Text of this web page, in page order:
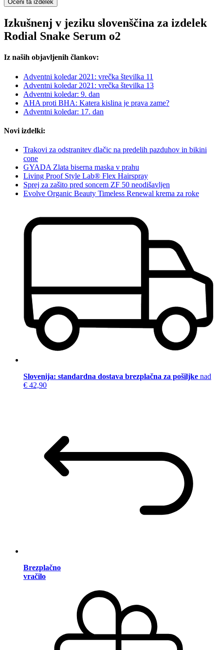
Oceni ta izdelek
Izkušnenj v jeziku slovenščina za izdelek
Rodial Snake Serum o2
Iz naših objavljenih člankov:
Adventni koledar 2021: vrečka številka 11
Adventni koledar 2021: vrečka številka 13
Adventni koledar: 9. dan
AHA proti BHA: Katera kislina je prava zame?
Adventni koledar: 17. dan
Novi izdelki:
Trakovi za odstranitev dlačic na predelih pazduhov in bikini
cone
GYADA Zlata biserna maska v prahu
Living Proof Style Lab® Flex Hairspray
Sprej za zašito pred soncem ZF 50 neodišavljen
Evolve Organic Beauty Timeless Renewal krema za roke
Slovenija: standardna dostava brezplačna za pošiljke nad
€ 42,90
Brezplačno
vračilo